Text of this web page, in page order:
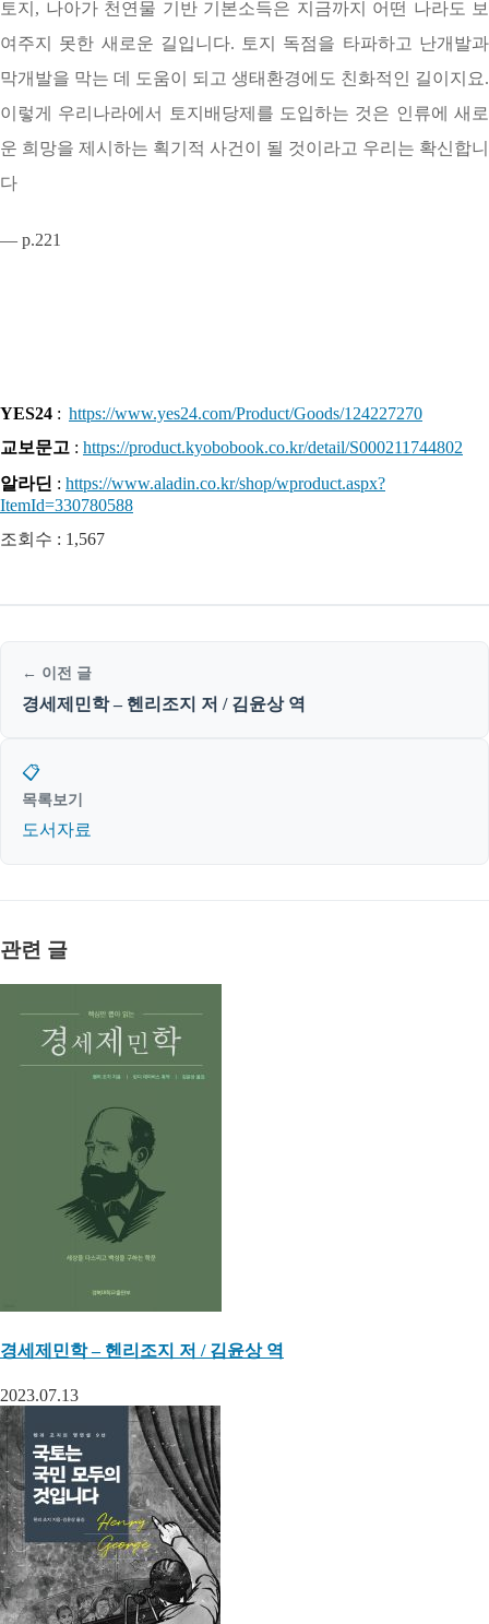
토지, 나아가 천연물 기반 기본소득은 지금까지 어떤 나라도 보
여주지 못한 새로운 길입니다. 토지 독점을 타파하고 난개발과
막개발을 막는 데 도움이 되고 생태환경에도 친화적인 길이지요.
이렇게 우리나라에서 토지배당제를 도입하는 것은 인류에 새로
운 희망을 제시하는 획기적 사건이 될 것이라고 우리는 확신합니
다
— p.221
YES24 : https://www.yes24.com/Product/Goods/124227270
교보문고 : https://product.kyobobook.co.kr/detail/S000211744802
알라딘 : https://www.aladin.co.kr/shop/wproduct.aspx?
ItemId=330780588
조회수 : 1,567
← 이전 글
경세제민학 – 헨리조지 저 / 김윤상 역
📋
목록보기
도서자료
관련 글
경세제민학 – 헨리조지 저 / 김윤상 역
2023.07.13